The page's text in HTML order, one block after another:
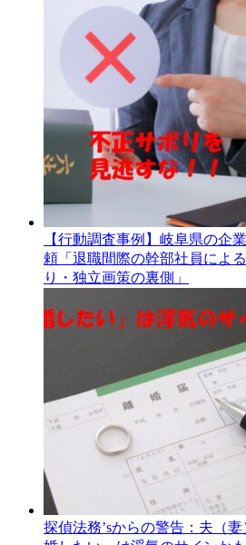
【行動調査事例】岐阜県の企
頼「退職間際の幹部社員によ
り・独立画策の裏側」
探偵法務’sからの警告：夫（